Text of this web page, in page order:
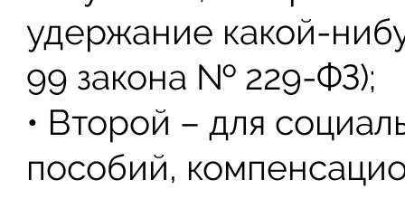
удержание какой-
99 закона № 229-ФЗ);
• Второй – для
пособий,